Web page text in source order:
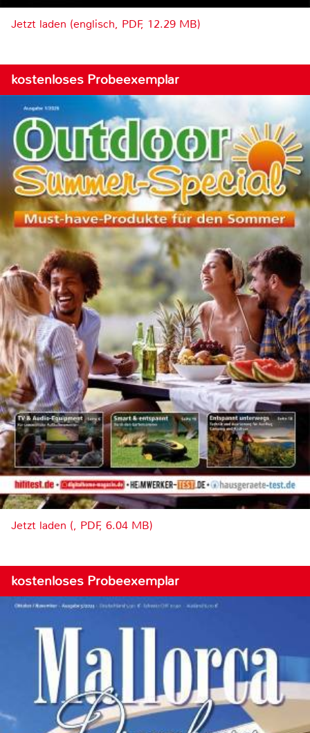
Jetzt laden (englisch, PDF, 12.29 MB)
kostenloses Probeexemplar
Jetzt laden (, PDF, 6.04 MB)
kostenloses Probeexemplar